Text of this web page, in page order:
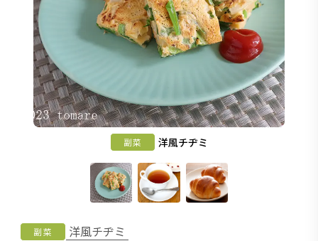
副菜 洋風チヂミ
副菜 洋風チヂミ